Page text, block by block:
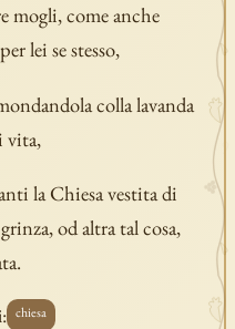
mogli, come anche
lei se stesso,
colla lavanda
vita,
la Chiesa vestita di
od altra tal cosa,
chiesa